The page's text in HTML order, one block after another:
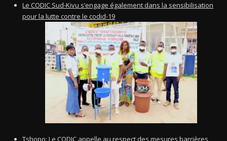
Le CODIC Sud-Kivu s’engage également dans la sensibilisation
pour la lutte contre le codid-19